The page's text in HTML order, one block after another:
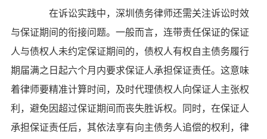
在诉讼实践中，深圳债务律师还需关注诉讼时效
与保证期间的衔接问题。一般而言，连带责任保证的保证
人与债权人未约定保证期间的，债权人有权自主债务履行
期届满之日起六个月内要求保证人承担保证责任。这意味
着律师要精准计算时间，及时代理债权人向保证人主张权
利，避免因超过保证期间而丧失胜诉权。同时，在保证人
承担保证责任后，其依法享有向主债务人追偿的权利，律